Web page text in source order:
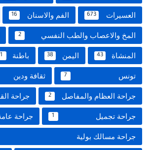
العسيرات 673 الفم والاسنان 16
المخ والاعصاب والطب النفسي 2
المنشاة 43 اليمن 38 باطنة 1
تونس 7 ثقافة ودين
جراحة العظام والمفاصل 2 جراحة
جراحة تجميل 1 جراحة
جراحة مسالك بولية